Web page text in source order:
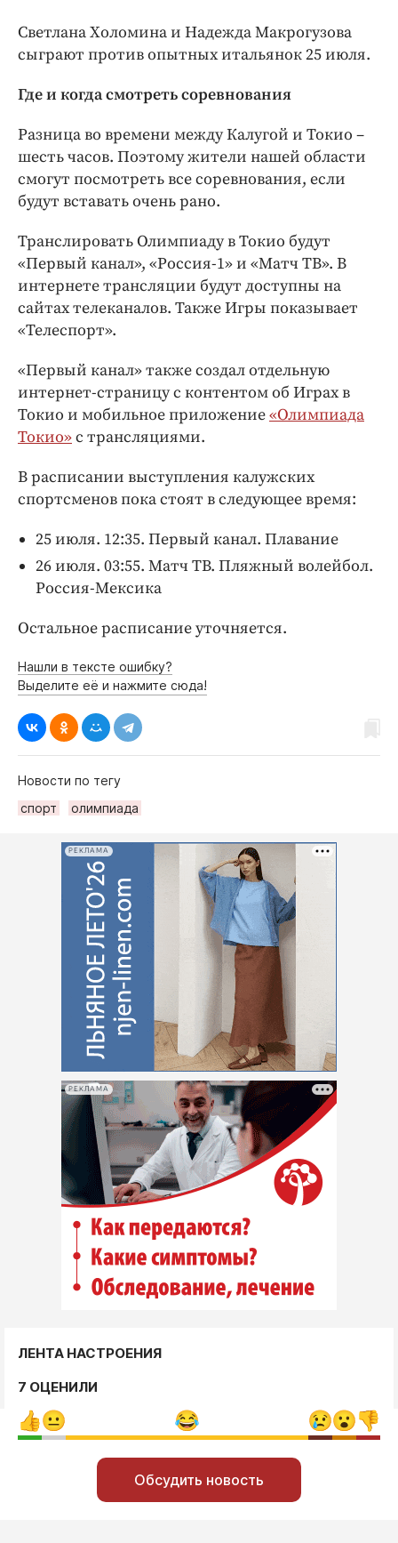
Светлана Холомина и Надежда Макрогузова
сыграют против опытных итальянок 25 июля.
Где и когда смотреть соревнования
Разница во времени между Калугой и Токио –
шесть часов. Поэтому жители нашей области
смогут посмотреть все соревнования, если
будут вставать очень рано.
Транслировать Олимпиаду в Токио будут
«Первый канал», «Россия-1» и «Матч ТВ». В
интернете трансляции будут доступны на
сайтах телеканалов. Также Игры показывает
«Телеспорт».
«Первый канал» также создал отдельную
интернет-страницу с контентом об Играх в
Токио и мобильное приложение«Олимпиада
Токио»с трансляциями.
В расписании выступления калужских
спортсменов пока стоят в следующее время:
25 июля. 12:35. Первый канал. Плавание
26 июля. 03:55. Матч ТВ. Пляжный волейбол.
Россия-Мексика
Остальное расписание уточняется.
Нашли в тексте ошибку?
Выделите её и нажмите сюда!
Новости по тегу
спорт
олимпиада
РЕКЛАМА
РЕКЛАМА
ЛЕНТА НАСТРОЕНИЯ
7 ОЦЕНИЛИ
Обсудить новость